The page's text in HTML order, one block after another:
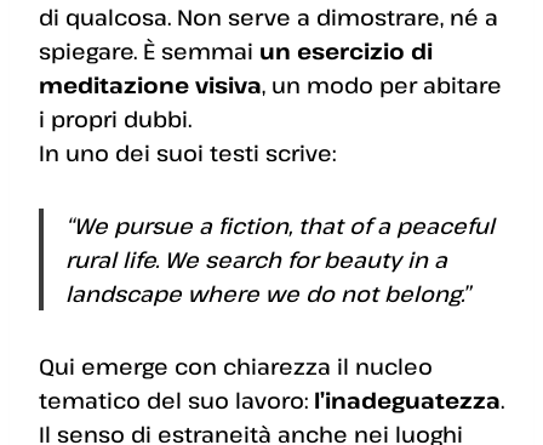
di qualcosa. Non serve a dimostrare, né a
spiegare. È semmai un esercizio di
meditazione visiva, un modo per abitare
i propri dubbi.
In uno dei suoi testi scrive:
“We pursue a fiction, that of a peaceful
rural life. We search for beauty in a
landscape where we do not belong.”
Qui emerge con chiarezza il nucleo
tematico del suo lavoro: l’inadeguatezza.
Il senso di estraneità anche nei luoghi